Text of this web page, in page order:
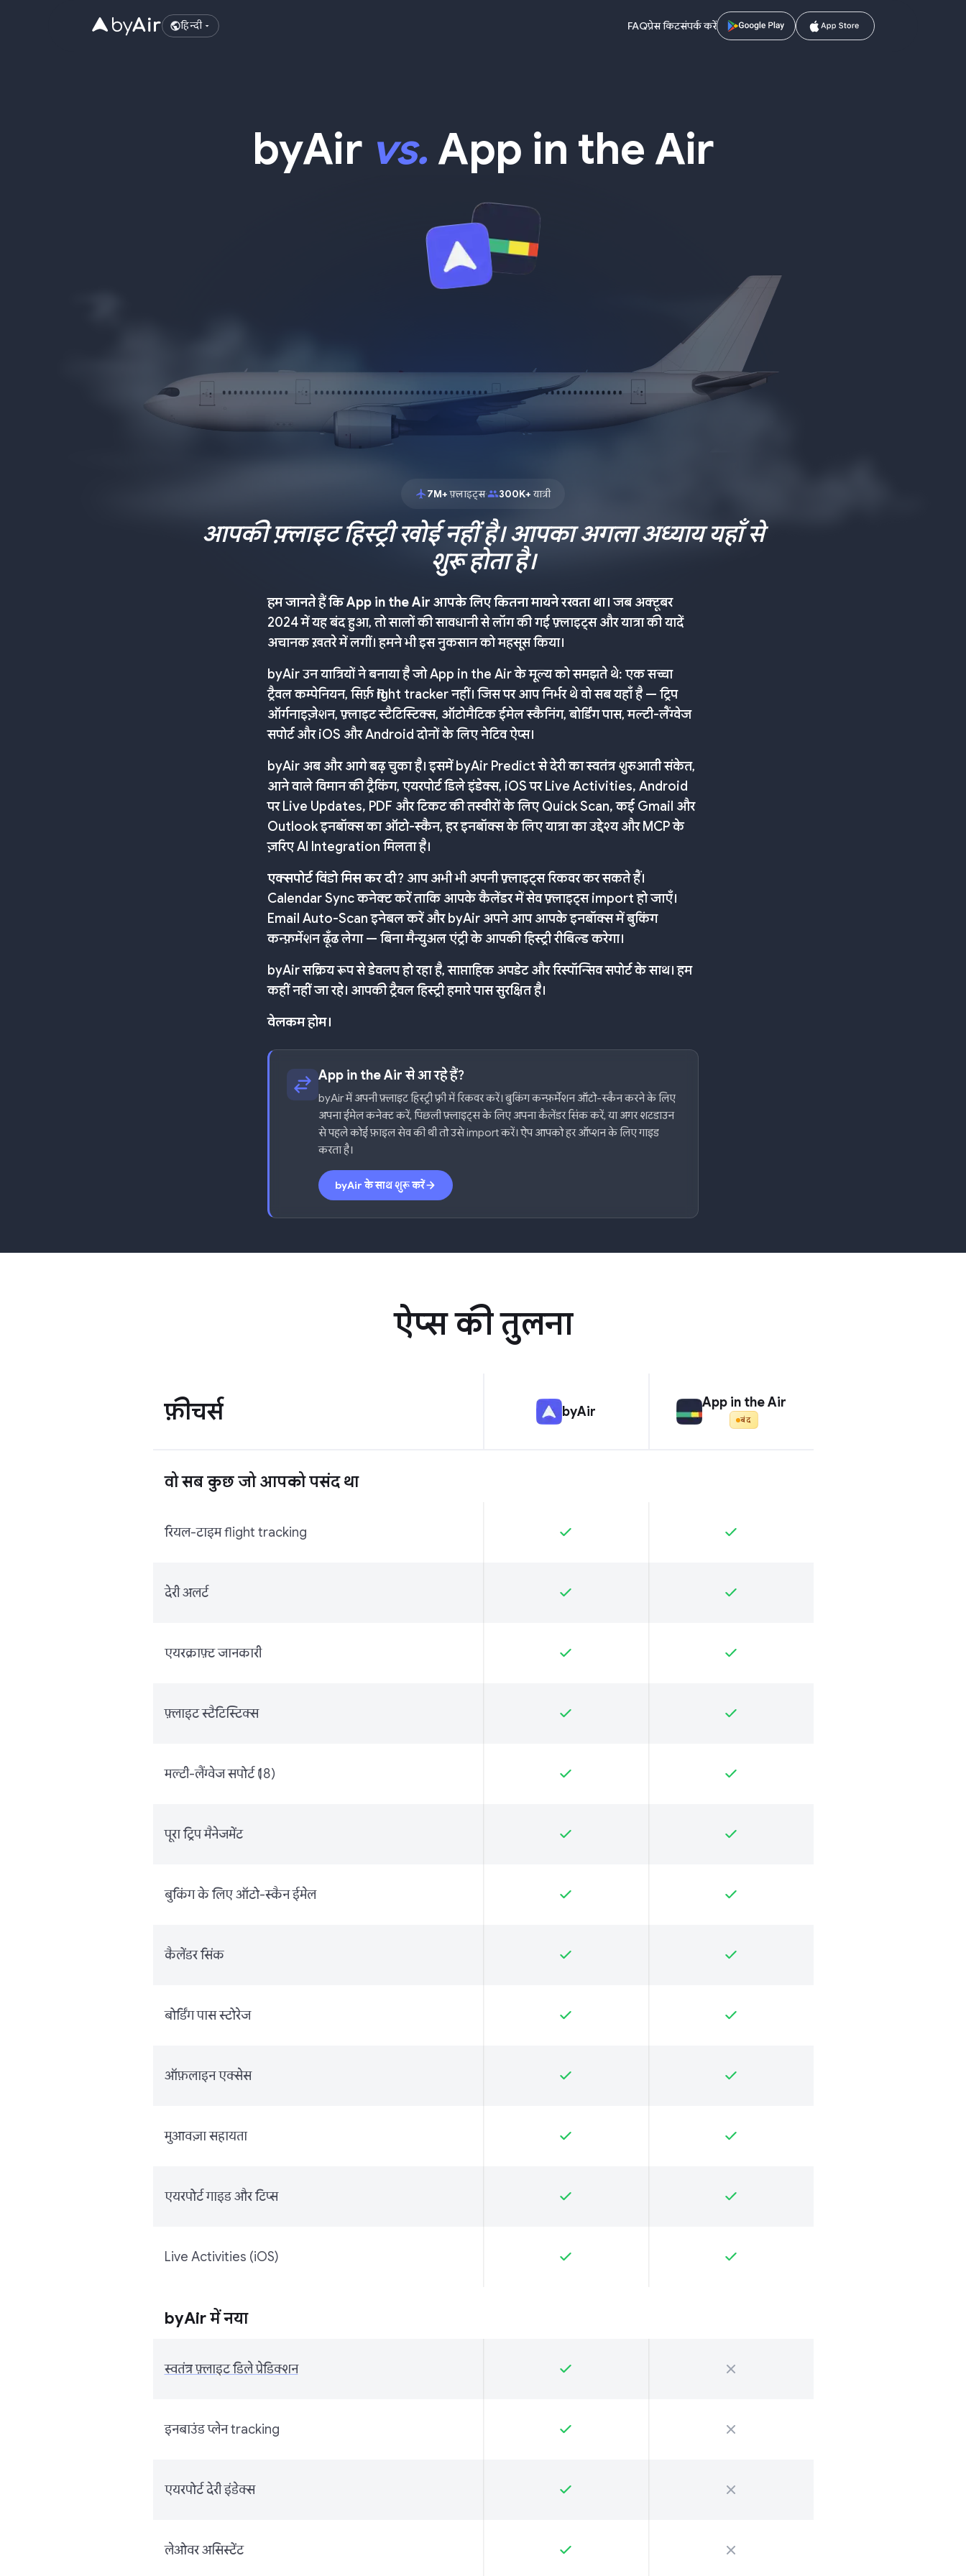
हिन्दी FAQप्रेस किटसंपर्क करें
byAir vs. App in the Air
7M+ फ़्लाइट्स• 300K+ यात्री
आपकी फ़्लाइट हिस्ट्री खोई नहीं है। आपका अगला अध्याय यहाँ से
शुरू होता है।
हम जानते हैं कि App in the Air आपके लिए कितना मायने रखता था।जब अक्टूबर
2024 में यह बंद हुआ, तो सालों की सावधानी से लॉग की गई फ़्लाइट्स और यात्रा की यादें
अचानक ख़तरे में लगीं। हमने भी इस नुकसान को महसूस किया।
byAir उन यात्रियों ने बनाया है जो App in the Air के मूल्य को समझते थे: एक सच्चा
ट्रैवल कम्पेनियन, सिर्फ़ flight tracker नहीं। जिस पर आप निर्भर थे वो सब यहाँ है — ट्रिप
ऑर्गनाइज़ेशन, फ़्लाइट स्टैटिस्टिक्स, ऑटोमैटिक ईमेल स्कैनिंग, बोर्डिंग पास, मल्टी-लैंग्वेज
सपोर्ट और iOS और Android दोनों के लिए नेटिव ऐप्स।
byAir अब और आगे बढ़ चुका है। इसमें byAir Predict से देरी का स्वतंत्र शुरुआती संकेत,
आने वाले विमान की ट्रैकिंग, एयरपोर्ट डिले इंडेक्स, iOS पर Live Activities, Android
पर Live Updates, PDF और टिकट की तस्वीरों के लिए Quick Scan, कई Gmail और
Outlook इनबॉक्स का ऑटो-स्कैन, हर इनबॉक्स के लिए यात्रा का उद्देश्य और MCP के
ज़रिए AI Integration मिलता है।
एक्सपोर्ट विंडो मिस कर दी? आप अभी भी अपनी फ़्लाइट्स रिकवर कर सकते हैं।
Calendar Sync कनेक्ट करें ताकि आपके कैलेंडर में सेव फ़्लाइट्स import हो जाएँ।
Email Auto-Scan इनेबल करें और byAir अपने आप आपके इनबॉक्स में बुकिंग
कन्फ़र्मेशन ढूँढ लेगा — बिना मैन्युअल एंट्री के आपकी हिस्ट्री रीबिल्ड करेगा।
byAir सक्रिय रूप से डेवलप हो रहा है, साप्ताहिक अपडेट और रिस्पॉन्सिव सपोर्ट के साथ। हम
कहीं नहीं जा रहे। आपकी ट्रैवल हिस्ट्री हमारे पास सुरक्षित है।
वेलकम होम।
App in the Air से आ रहे हैं?
byAir में अपनी फ़्लाइट हिस्ट्री फ़्री में रिकवर करें। बुकिंग कन्फ़र्मेशन ऑटो-स्कैन करने के लिए
अपना ईमेल कनेक्ट करें, पिछली फ़्लाइट्स के लिए अपना कैलेंडर सिंक करें, या अगर शटडाउन
से पहले कोई फ़ाइल सेव की थी तो उसे import करें। ऐप आपको हर ऑप्शन के लिए गाइड
करता है।
byAir के साथ शुरू करें
ऐप्स की तुलना
फ़ीचर्स byAir
App in the Air
बंद
वो सब कुछ जो आपको पसंद था
रियल-टाइम flight tracking
देरी अलर्ट
एयरक्राफ़्ट जानकारी
फ़्लाइट स्टैटिस्टिक्स
मल्टी-लैंग्वेज सपोर्ट (18)
पूरा ट्रिप मैनेजमेंट
बुकिंग के लिए ऑटो-स्कैन ईमेल
कैलेंडर सिंक
बोर्डिंग पास स्टोरेज
ऑफ़लाइन एक्सेस
मुआवज़ा सहायता
एयरपोर्ट गाइड और टिप्स
Live Activities (iOS)
byAir में नया
स्वतंत्र फ़्लाइट डिले प्रेडिक्शन
इनबाउंड प्लेन tracking
एयरपोर्ट देरी इंडेक्स
लेओवर असिस्टेंट